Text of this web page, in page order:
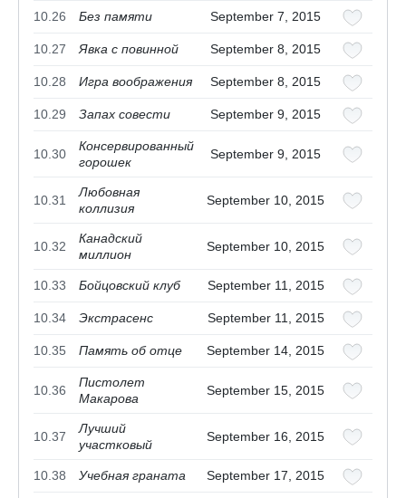
10.26 Без памяти September 7, 2015
10.27 Явка с повинной September 8, 2015
10.28 Игра воображения September 8, 2015
10.29 Запах совести September 9, 2015
10.30
Консервированный
горошек
September 9, 2015
10.31
Любовная
коллизия
September 10, 2015
10.32
Канадский
миллион
September 10, 2015
10.33 Бойцовский клуб September 11, 2015
10.34 Экстрасенс September 11, 2015
10.35 Память об отце September 14, 2015
10.36
Пистолет
Макарова
September 15, 2015
10.37
Лучший
участковый
September 16, 2015
10.38 Учебная граната September 17, 2015